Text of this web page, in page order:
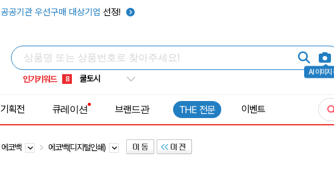
공공기관 우선구매 대상기업 선정!
AI 이미지
인기키워드
5 키캡
8 쿨토시
9 넥쿨러
1 선풍기
기획전 큐레이션 브랜드관 THE 전문 이벤트
에코백 에코백(디지털인쇄)